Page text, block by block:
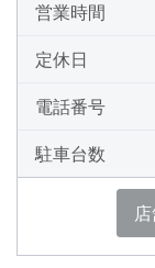
営業時間
定休日
電話番号
駐車台数